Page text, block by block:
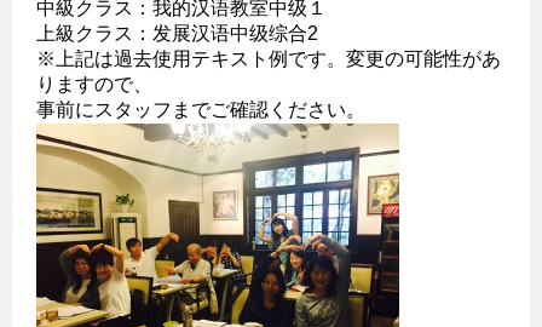
中級クラス：我的汉语教室中级１
上級クラス：发展汉语中级综合2
※上記は過去使用テキスト例です。変更の可能性があ
りますので、
事前にスタッフまでご確認ください。